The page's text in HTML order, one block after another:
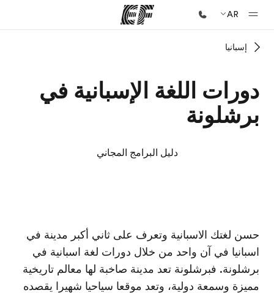
AR
الصفحة الرئيسية
برامج
شاهد كل ما نقوم به
وظائف
إنضم إلى الفريق
إسبانيا
دورات اللغة الإسبانية في
برشلونة
دليل البرامج المجاني
حسن لغتك الاسبانية وتعرف على ثاني أكبر مدينة في
اسبانيا في آن واحد من خلال دورات لغة اسبانية في
برشلونة. فبرشلونة تعد مدينة صاخبة لها معالم تاريخية
مميزة وسمعة دولية، وتعد موقعا سياحيا شهيرا يقصده